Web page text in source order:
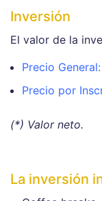
Inversión
El valor de la
Precio
Precio por
(*) Valor neto.
La inversión